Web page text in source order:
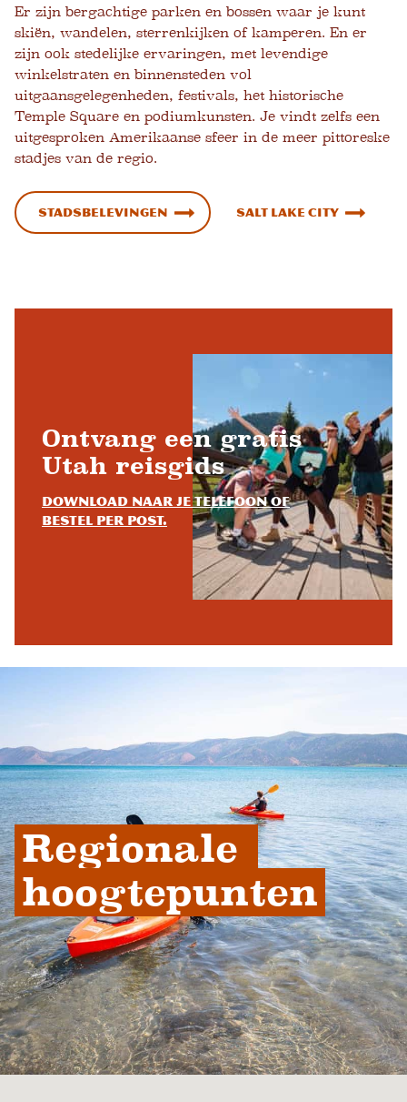
Er zijn bergachtige parken en bossen waar je kunt
skiën, wandelen, sterrenkijken of kamperen. En er
zijn ook stedelijke ervaringen, met levendige
winkelstraten en binnensteden vol
uitgaansgelegenheden, festivals, het historische
Temple Square en podiumkunsten. Je vindt zelfs een
uitgesproken Amerikaanse sfeer in de meer pittoreske
stadjes van de regio.
Stadsbelevingen Salt Lake City
Ontvang een gratis
Utah reisgids
Download naar je telefoon of
bestel per post.
Regionale
hoogtepunten